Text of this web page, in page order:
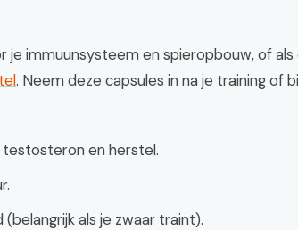
immuunsysteem en spieropbouw, of
. Neem deze capsules in na je training of
en herstel.
als je zwaar traint).